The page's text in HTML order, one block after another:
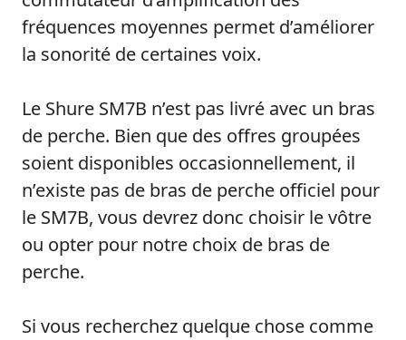
fréquences moyennes permet d’améliorer
la sonorité de certaines voix.
Le Shure SM7B n’est pas livré avec un bras
de perche. Bien que des offres groupées
soient disponibles occasionnellement, il
n’existe pas de bras de perche officiel pour
le SM7B, vous devrez donc choisir le vôtre
ou opter pour notre choix de bras de
perche.
Si vous recherchez quelque chose comme